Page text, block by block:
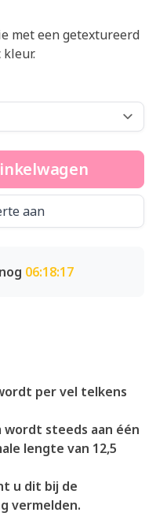
met een getextureerd
aan
06:18:17
per vel telkens
wordt steeds aan één
lengte van 12,5
u dit bij de
vermelden.